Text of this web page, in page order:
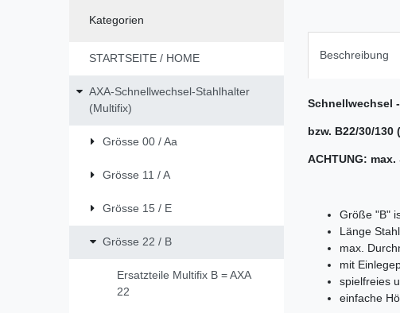
Kategorien
STARTSEITE / HOME
AXA-Schnellwechsel-Stahlhalter
(Multifix)
Grösse 00 / Aa
Grösse 11 / A
Grösse 15 / E
Grösse 22 / B
Ersatzteile Multifix B = AXA
22
Beschreibung
Schnellwechsel
bzw. B22/30/130
ACHTUNG:
Größe "B"
Länge
max.
mit
spielfreies
einfache